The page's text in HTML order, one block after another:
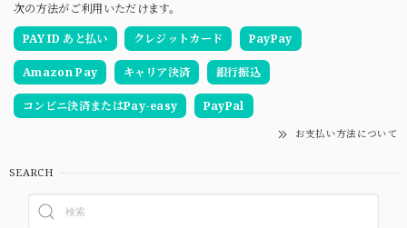
次の方法がご利用いただけます。
PAY ID あと払い
クレジットカード PayPay
Amazon Pay キャリア決済 銀行振込
コンビニ決済またはPay-easy PayPal
お支払い方法について
SEARCH